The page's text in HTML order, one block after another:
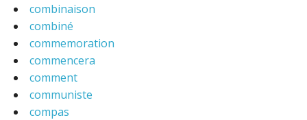
combinaison
combiné
commemoration
commencera
comment
communiste
compas